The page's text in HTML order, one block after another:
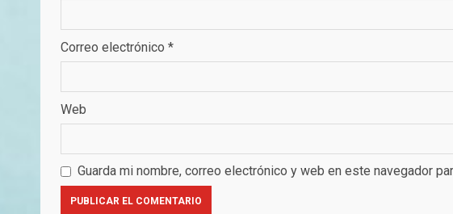
Correo electrónico *
Web
Guarda mi nombre, correo electrónico y web en este navegador